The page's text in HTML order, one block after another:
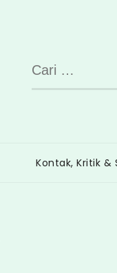
Cari
untuk:
Kontak, Kritik &